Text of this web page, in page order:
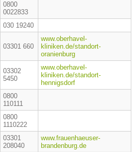
0800
0022833
030 19240
03301 660
www.oberhavel-
kliniken.de/standort-
oranienburg
03302
5450
www.oberhavel-
kliniken.de/standort-
hennigsdorf
0800
110111
0800
1110222
03301
208040
www.frauenhaeuser-
brandenburg.de